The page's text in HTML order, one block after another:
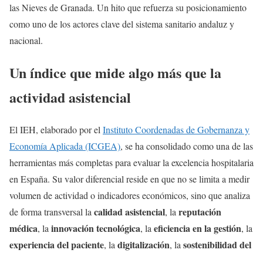
las Nieves de Granada. Un hito que refuerza su posicionamiento
como uno de los actores clave del sistema sanitario andaluz y
nacional.
Un índice que mide algo más que la
actividad asistencial
El IEH, elaborado por el Instituto Coordenadas de Gobernanza y
Economía Aplicada (ICGEA), se ha consolidado como una de las
herramientas más completas para evaluar la excelencia hospitalaria
en España. Su valor diferencial reside en que no se limita a medir
volumen de actividad o indicadores económicos, sino que analiza
de forma transversal la calidad asistencial, la reputación
médica, la innovación tecnológica, la eficiencia en la gestión, la
experiencia del paciente, la digitalización, la sostenibilidad del